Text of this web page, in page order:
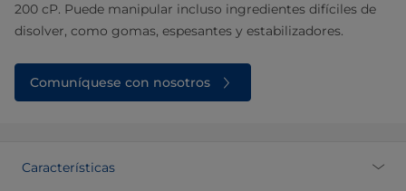
200 cP. Puede manipular incluso ingredientes difíciles de
disolver, como gomas, espesantes y estabilizadores.
Comuníquese con nosotros
Características